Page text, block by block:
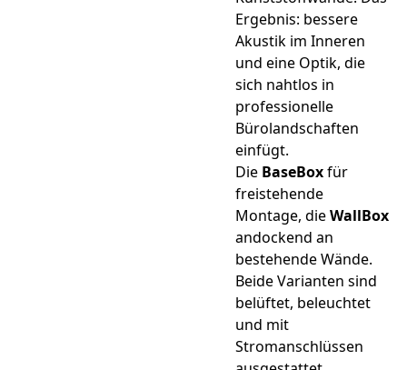
Ergebnis: bessere
Akustik im Inneren
und eine Optik, die
sich nahtlos in
professionelle
Bürolandschaften
einfügt.
Die BaseBoxfür
freistehende
Montage, dieWallBox
andockend an
bestehende Wände.
Beide Varianten sind
belüftet, beleuchtet
und mit
Stromanschlüssen